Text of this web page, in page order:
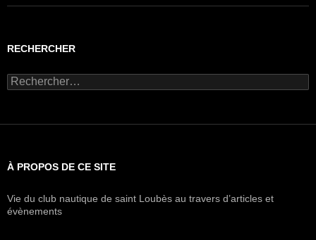
RECHERCHER
Rechercher :
À PROPOS DE CE SITE
Vie du club nautique de saint Loubès au travers d’articles et
évènements